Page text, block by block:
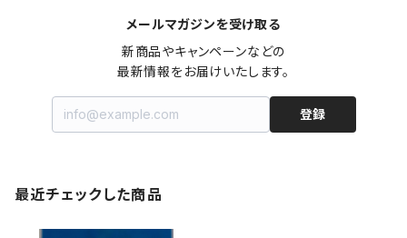
メールマガジンを受け取る
新商品やキャンペーンなどの
最新情報をお届けいたします。
登録
最近チェックした商品